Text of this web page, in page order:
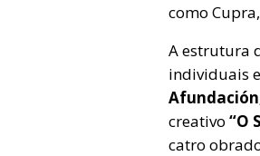
como
A estrutura
individuais
creativo “O
catro